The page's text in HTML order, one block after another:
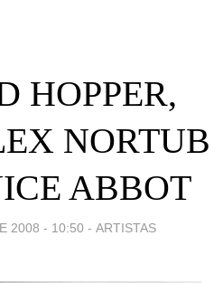
HOPPER,
NORTUB
ABBOT
2008 - 10:50 - ARTISTAS